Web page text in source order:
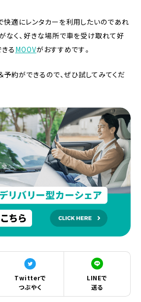
適にレンタカーを利用したいのであれ
なく、好きな場所で車を受け取れて好
る MOOVがおすすめです。
約ができるので、ぜひ試してみてくだ
Twitterで
つぶやく
LINEで
送る